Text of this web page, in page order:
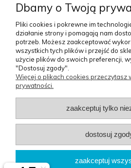
adresem https://pl.wikipedia.org/wiki/
w menu przeglądarki internetowej.
Pomoc
Moje
konto
Płatności i
dostawa
BG Berlin
: ul.św.Michała
Dbamy o Twoją
Pliki cookies i pokrewne im
działanie strony i pomagają nam
potrzeb. Możesz zaakceptować
wszystkich tych plików i przejść do
użycie plików do swoich preferencji,
"Dostosuj zgody".
Więcej o plikach cookies przeczytasz
prywatności.
zaakceptuj tylko
dostosuj
zaakceptuj